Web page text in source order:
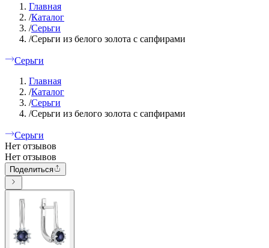
Главная
/Каталог
/Серьги
/Серьги из белого золота с сапфирами
Серьги
Главная
/Каталог
/Серьги
/Серьги из белого золота с сапфирами
Серьги
Нет отзывов
Нет отзывов
Поделиться